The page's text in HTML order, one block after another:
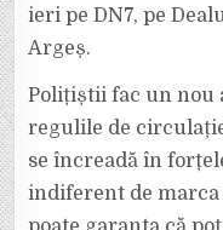
ieri pe DN7, pe
Argeș.
Polițiștii fac un nou
regulile de
se încreadă în
indiferent de